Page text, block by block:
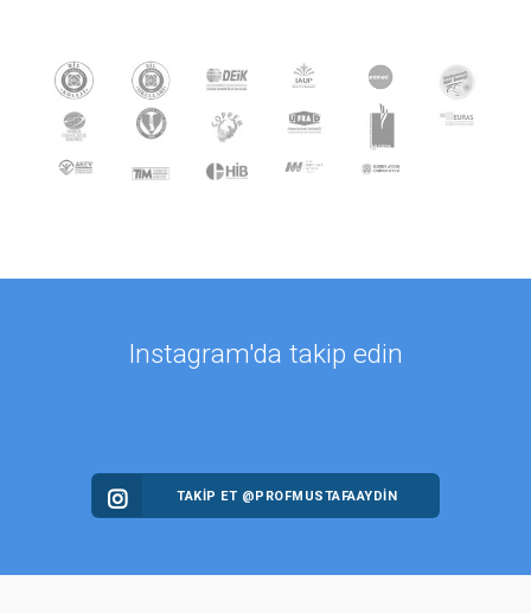
Instagram'da takip edin
TAKİP ET @PROFMUSTAFAAYDIN